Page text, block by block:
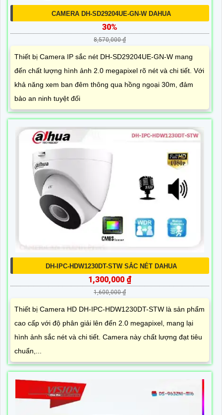
CAMERA DH-SD29204UE-GN-W DAHUA
30%
8,570,000 ₫
Thiết bị Camera IP sắc nét DH-SD29204UE-GN-W mang
đến chất lượng hình ảnh 2.0 megapixel rõ nét và chi tiết. Với
khả năng xem ban đêm thông qua hồng ngoại 30m, đảm
bảo an ninh tuyệt đối
DH-IPC-HDW1230DT-STW SẮC NÉT DAHUA
1,300,000 ₫
1,600,000 ₫
Thiết bị Camera HD DH-IPC-HDW1230DT-STW là sản phẩm
cao cấp với độ phân giải lên đến 2.0 megapixel, mang lại
hình ảnh sắc nét và chi tiết. Camera này chất lượng đạt tiêu
chuẩn,...